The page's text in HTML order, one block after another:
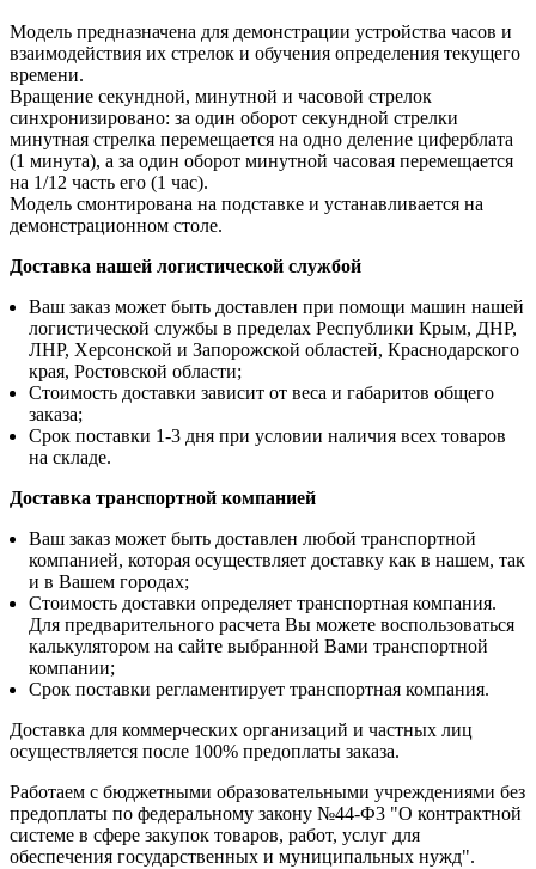
Модель предназначена для демонстрации устройства часов и
взаимодействия их стрелок и обучения определения текущего
времени.
Вращение секундной, минутной и часовой стрелок
синхронизировано: за один оборот секундной стрелки
минутная стрелка перемещается на одно деление циферблата
(1 минута), а за один оборот минутной часовая перемещается
на 1/12 часть его (1 час).
Модель смонтирована на подставке и устанавливается на
демонстрационном столе.
Доставка нашей логистической службой
Ваш заказ может быть доставлен при помощи машин нашей
логистической службы в пределах Республики Крым, ДНР,
ЛНР, Херсонской и Запорожской областей, Краснодарского
края, Ростовской области;
Стоимость доставки зависит от веса и габаритов общего
заказа;
Срок поставки 1-3 дня при условии наличия всех товаров
на складе.
Доставка транспортной компанией
Ваш заказ может быть доставлен любой транспортной
компанией, которая осуществляет доставку как в нашем, так
и в Вашем городах;
Стоимость доставки определяет транспортная компания.
Для предварительного расчета Вы можете воспользоваться
калькулятором на сайте выбранной Вами транспортной
компании;
Срок поставки регламентирует транспортная компания.
Доставка для коммерческих организаций и частных лиц
осуществляется после 100% предоплаты заказа.
Работаем с бюджетными образовательными учреждениями без
предоплаты по федеральному закону №44-Ф3 "О контрактной
системе в сфере закупок товаров, работ, услуг для
обеспечения государственных и муниципальных нужд".